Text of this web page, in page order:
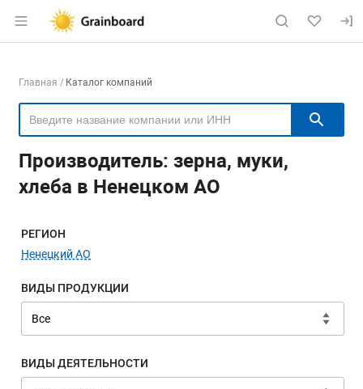
Раздел навигации по сайту
Навигация по компаниям
Главная Каталог компаний
Производитель: зерна, муки,
хлеба в Ненецком АО
Меню навигации
РЕГИОН
Ненецкий АО
ВИДЫ ПРОДУКЦИИ
ВИДЫ ДЕЯТЕЛЬНОСТИ